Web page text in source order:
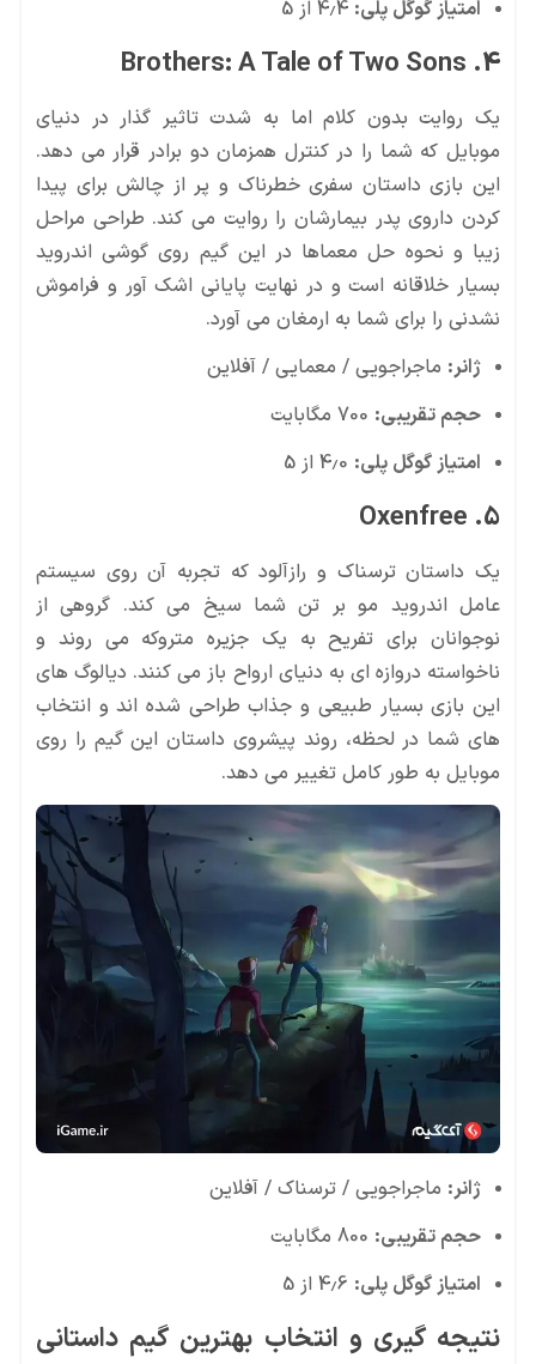
امتیاز گوگل پلی:
4. Brothers: A Tale of Two Sons
یک روایت بدون کلام اما به شدت تاثیر گذار در دنیای
موبایل که شما را در کنترل همزمان دو برادر قرار می دهد.
این بازی داستان سفری خطرناک و پر از چالش برای پیدا
کردن داروی پدر بیمارشان را روایت می کند. طراحی مراحل
زیبا و نحوه حل معماها در این گیم روی گوشی اندروید
بسیار خلاقانه است و در نهایت پایانی اشک آور و فراموش
نشدنی را برای شما به ارمغان می آورد.
ژانر: ماجراجویی / معمایی / آفلاین
حجم تقریبی:
امتیاز گوگل پلی:
5. Oxenfree
یک داستان ترسناک و رازآلود که تجربه آن روی سیستم
عامل اندروید مو بر تن شما سیخ می کند. گروهی از
نوجوانان برای تفریح به یک جزیره متروکه می روند و
ناخواسته دروازه ای به دنیای ارواح باز می کنند. دیالوگ های
این بازی بسیار طبیعی و جذاب طراحی شده اند و انتخاب
های شما در لحظه، روند پیشروی داستان این گیم را روی
موبایل به طور کامل تغییر می دهد.
ژانر: ماجراجویی / ترسناک / آفلاین
حجم تقریبی:
امتیاز گوگل پلی:
نتیجه گیری و انتخاب بهترین گیم داستانی